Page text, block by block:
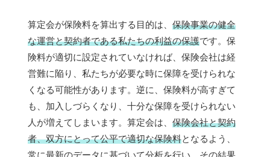
算定会が保険料を算出する目的は、 保険事業の健全
な運営と契約者である私たちの利益の保護です。保
険料が適切に設定されていなければ、保険会社は経
営難に陥り、私たちが必要な時に保障を受けられな
くなる可能性があります。逆に、保険料が高すぎて
も、加入しづらくなり、十分な保障を受けられない
人が増えてしまいます。算定会は、 保険会社と契約
者、双方にとって公平で適切な保険料となるよう、
常に最新のデータに基づいて分析を行い、その結果